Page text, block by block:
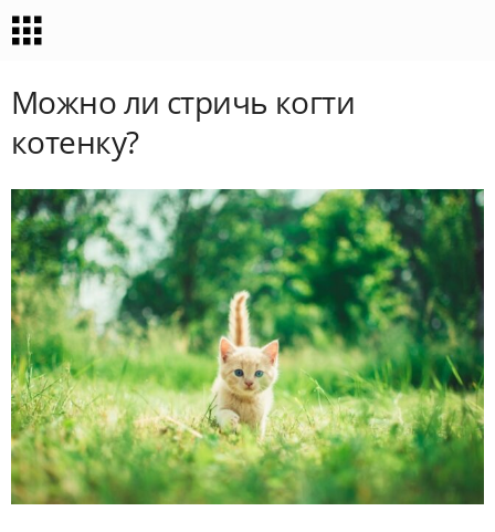
Можно ли стричь когти
котенку?